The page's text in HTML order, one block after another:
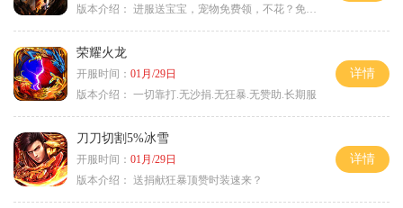
版本介绍： 进服送宝宝，宠物免费领，不花？免费通关！
荣耀火龙
开服时间： 01月/29日
版本介绍： 一切靠打.无沙捐.无狂暴.无赞助.长期服
详情
刀刀切割5%冰雪
开服时间： 01月/29日
版本介绍： 送捐献狂暴顶赞时装速来？
详情